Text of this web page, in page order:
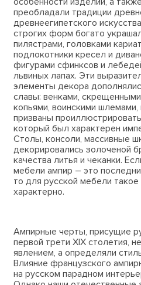
преобладали традиции
древнеегипетского
строгих форм богато
пилястрами, головками
подлокотники кресел и
фигурами сфинксов и
львиных лапах. Эти
элементы декора
славы: венками,
копьями, воинскими
призваны
который был характерен
Столы, консоли, массивные
декорировались золоченой
качества литья и чеканки.
мебели ампир – это
то для русской мебели
характерно.
Ампирные черты, присущие
первой трети XIX столетия,
явлением, а определяли
Влияние французского
на русском парадном